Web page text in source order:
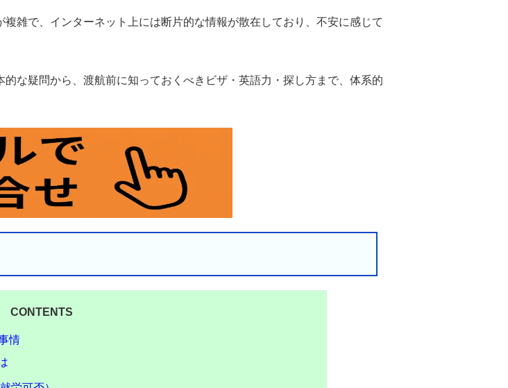
雑で、インターネット上には断片的な情報が散在しており、不安に感じて
な疑問から、渡航前に知っておくべきビザ・英語力・探し方まで、体系的
CONTENTS
情